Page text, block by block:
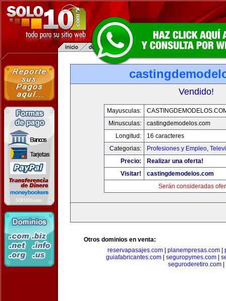
Vendido!
Mayusculas:
Minusculas:
castingdemodelos.com
Longitud:
16 caracteres
Categorias:
Profesiones y Empleo,
Precio:
Realizar una oferta!
Visitar!
castingdemodelos.com
Serán consideradas
Otros dominios en venta:
reservapasajes.com
planempresas.com
guiafabricantes.com| seguropymes.com|
seguroderetiro.com